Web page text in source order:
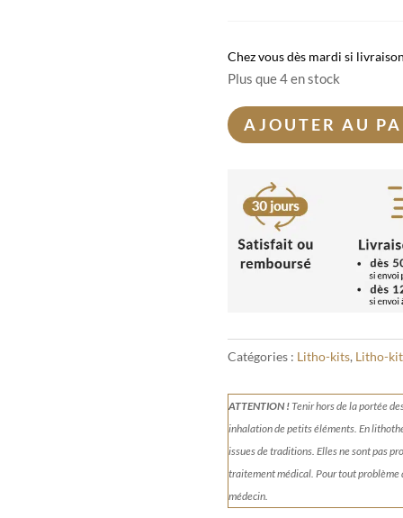
Chez vous dès mardi si
Plus que 4 en stock
AJOUTER AU
Catégories : Litho-kits, Litho-
ATTENTION !Tenirhors de la portée
inhalation de petits éléments.En
issues de traditions. Elles ne sont pas
traitement médical. Pour tout problème
médecin.